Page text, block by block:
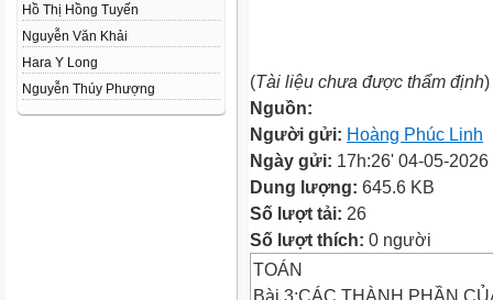
Hồ Thị Hồng Tuyến
Nguyễn Văn Khải
Hara Y Long
Nguyễn Thúy Phượng
(Tài liệu chưa được thẩm định)
Nguồn:
Người gửi: Hoàng Phúc Linh
Ngày gửi: 17h:26' 04-05-2026
Dung lượng: 645.6 KB
Số lượt tải: 26
Số lượt thích: 0 người
TOÁN
Bài 3:CÁC THÀNH PHẦN